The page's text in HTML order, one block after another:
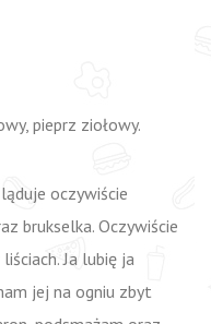
pieprz ziołowy.
oczywiście
brukselka. Oczywiście
Ja lubię ja
jej na ogniu zbyt